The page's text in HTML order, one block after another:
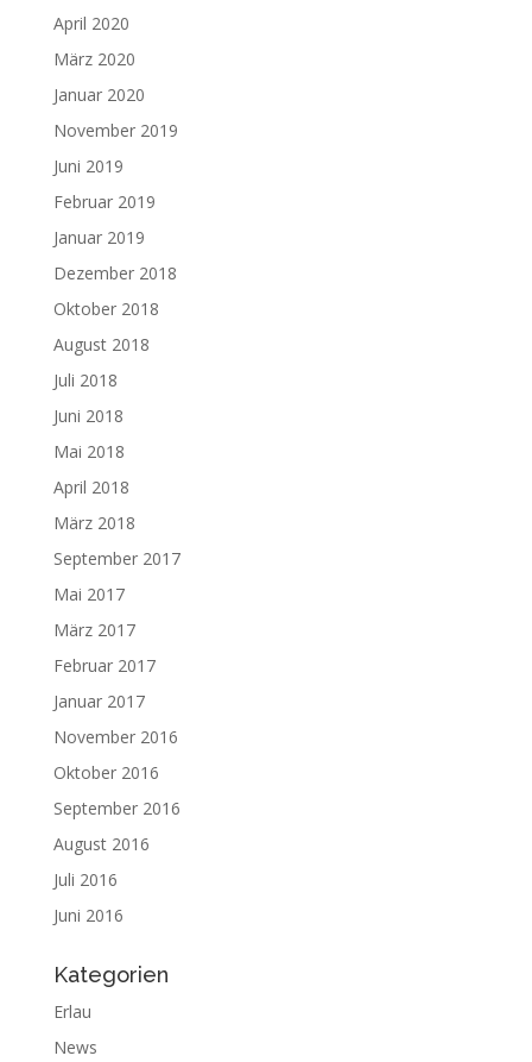
April 2020
März 2020
Januar 2020
November 2019
Juni 2019
Februar 2019
Januar 2019
Dezember 2018
Oktober 2018
August 2018
Juli 2018
Juni 2018
Mai 2018
April 2018
März 2018
September 2017
Mai 2017
März 2017
Februar 2017
Januar 2017
November 2016
Oktober 2016
September 2016
August 2016
Juli 2016
Juni 2016
Kategorien
Erlau
News